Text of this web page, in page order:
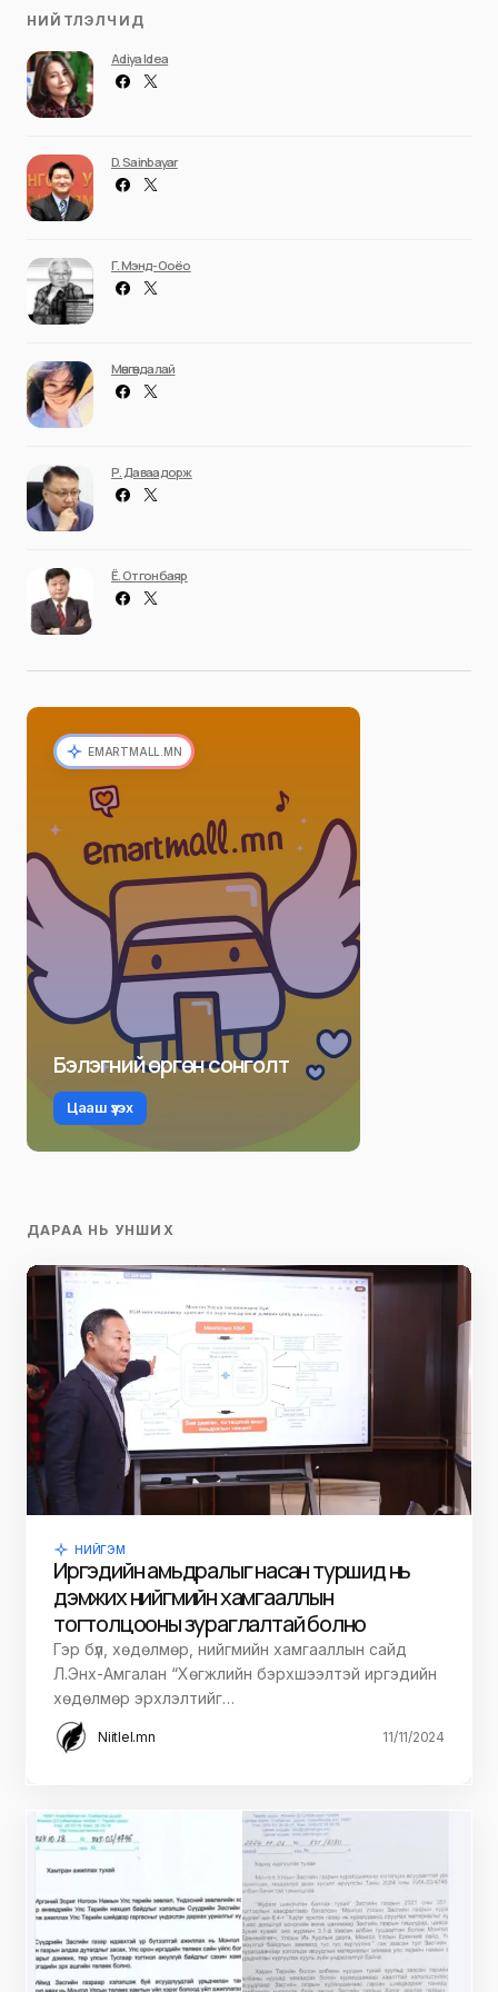
НИЙТЛЭЛЧИД
Adiya Idea
D. Sainbayar
Г. Мэнд-Ооёо
Мөнгөндалай
Р. Даваадорж
Ё. Отгонбаяр
EMARTMALL.MN
Бэлэгний өргөн сонголт
Цааш үзэх
ДАРАА НЬ УНШИХ
НИЙГЭМ
Иргэдийн амьдралыг насан туршид нь
дэмжих нийгмийн хамгааллын
тогтолцооны зураглалтай болно
Гэр бүл, хөдөлмөр, нийгмийн хамгааллын сайд
Л.Энх-Амгалан “Хөгжлийн бэрхшээлтэй иргэдийн
хөдөлмөр эрхлэлтийг…
Niitlel.mn 11/11/2024